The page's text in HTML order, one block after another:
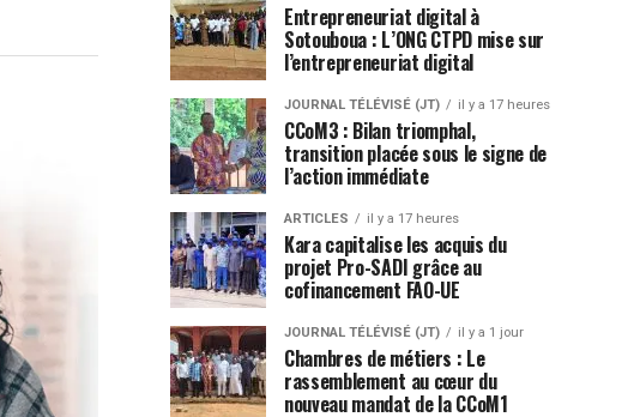
Entrepreneuriat digital à
Sotouboua : L’ONG CTPD mise sur
l’entrepreneuriat digital
JOURNAL TÉLÉVISÉ (JT) il y a 17 heures
CCoM3 : Bilan triomphal,
transition placée sous le signe de
l’action immédiate
ARTICLES il y a 17 heures
Kara capitalise les acquis du
projet Pro-SADI grâce au
cofinancement FAO-UE
JOURNAL TÉLÉVISÉ (JT) il y a 1 jour
Chambres de métiers : Le
rassemblement au cœur du
nouveau mandat de la CCoM1